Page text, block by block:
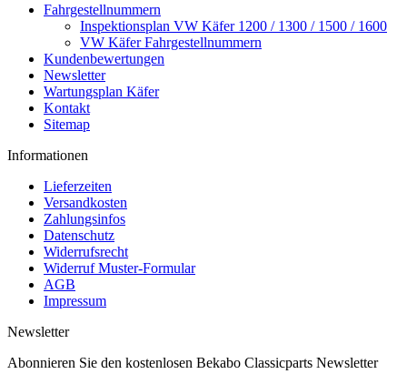
Fahrgestellnummern
Inspektionsplan VW Käfer 1200 / 1300 / 1500 / 1600
VW Käfer Fahrgestellnummern
Kundenbewertungen
Newsletter
Wartungsplan Käfer
Kontakt
Sitemap
Informationen
Lieferzeiten
Versandkosten
Zahlungsinfos
Datenschutz
Widerrufsrecht
Widerruf Muster-Formular
AGB
Impressum
Newsletter
Abonnieren Sie den kostenlosen Bekabo Classicparts Newsletter